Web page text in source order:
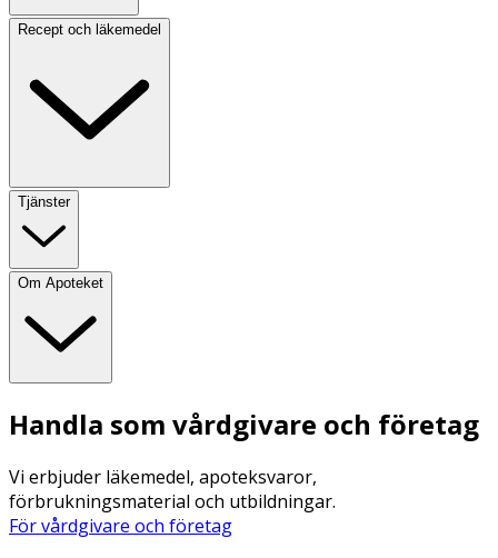
Recept och läkemedel
Tjänster
Om Apoteket
Handla som vårdgivare och företag
Vi erbjuder läkemedel, apoteksvaror,
förbrukningsmaterial och utbildningar.
För vårdgivare och företag